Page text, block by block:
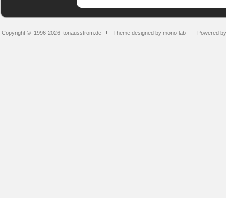
Copyright © 1996-2026 tonausstrom.de Theme designed by mono-lab Powered